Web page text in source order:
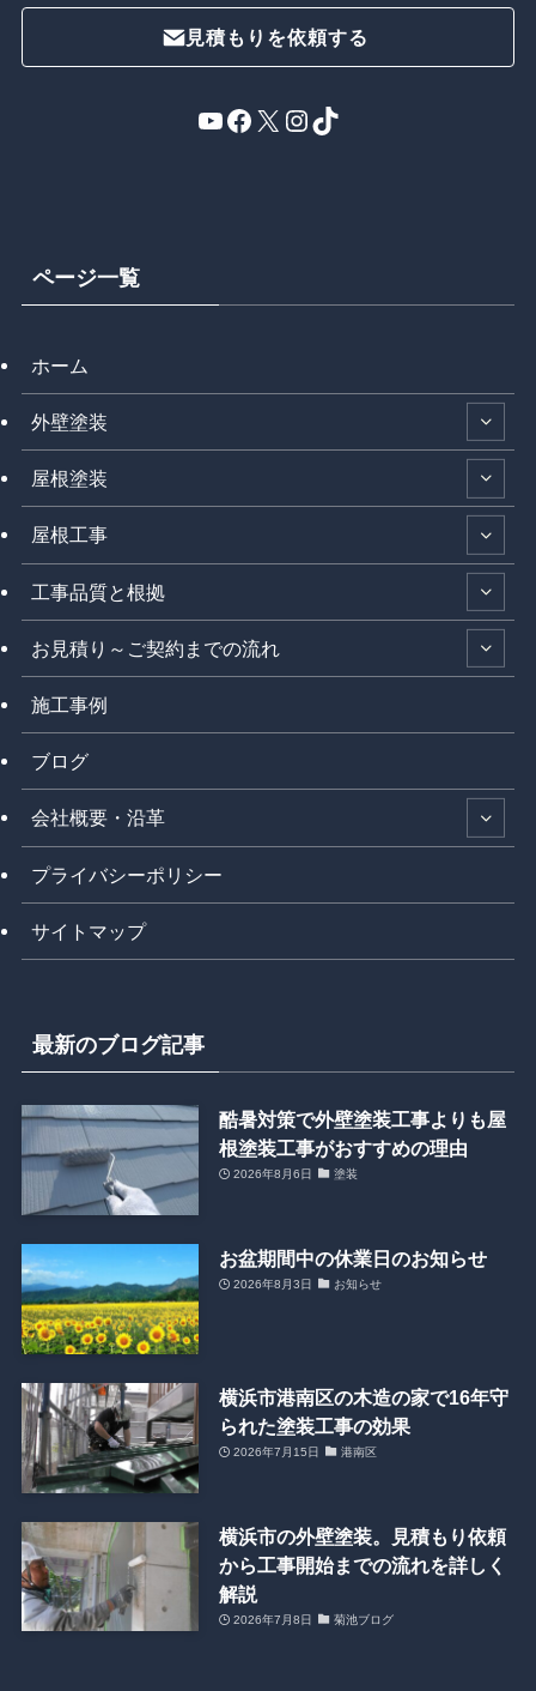
見積もりを依頼する
YouTube
Facebook
X Instagram
TikTok
ページ一覧
ホーム
外壁塗装
屋根塗装
屋根工事
工事品質と根拠
お見積り～ご契約までの流れ
施工事例
ブログ
会社概要・沿革
プライバシーポリシー
サイトマップ
最新のブログ記事
酷暑対策で外壁塗装工事よりも屋
根塗装工事がおすすめの理由
2026年8月6日 塗装
お盆期間中の休業日のお知らせ
2026年8月3日 お知らせ
横浜市港南区の木造の家で16年守
られた塗装工事の効果
2026年7月15日 港南区
横浜市の外壁塗装。見積もり依頼
から工事開始までの流れを詳しく
解説
2026年7月8日 菊池ブログ